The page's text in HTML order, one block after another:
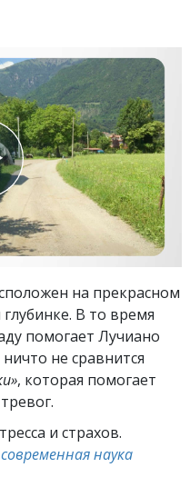
на прекрасном
В то время
помогает Лучиано
не сравнится
, которая помогает
и страхов.
наука